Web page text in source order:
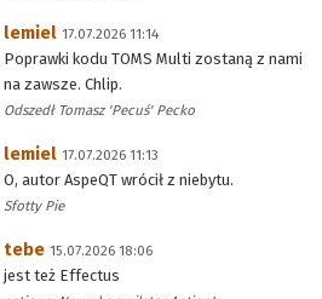
lemiel 17.07.2026 11:14
Poprawki kodu TOMS Multi zostaną z nami
na zawsze. Chlip.
Odszedł Tomasz 'Pecuś' Pecko
lemiel 17.07.2026 11:13
O, autor AspeQT wrócił z niebytu.
Sfotty Pie
tebe 15.07.2026 18:06
jest też Effectus